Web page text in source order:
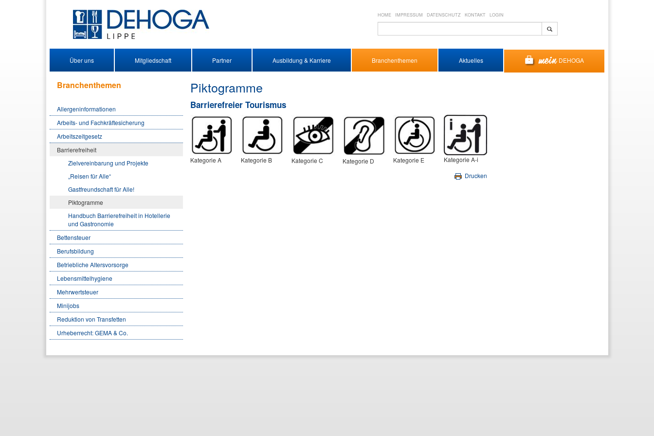
HOME IMPRESSUM DATENSCHUTZ KONTAKT LOGIN
Über uns Mitgliedschaft Partner Ausbildung & Karriere Branchenthemen Aktuelles DEHOGA
Branchenthemen
Allergeninformationen
Arbeits- und Fachkräftesicherung
Arbeitszeitgesetz
Barrierefreiheit
Zielvereinbarung und Projekte
„Reisen für Alle“
Gastfreundschaft für Alle!
Piktogramme
Handbuch Barrierefreiheit in Hotellerie
und Gastronomie
Bettensteuer
Berufsbildung
Betriebliche Altersvorsorge
Lebensmittelhygiene
Mehrwertsteuer
Minijobs
Reduktion von Transfetten
Urheberrecht: GEMA & Co.
Piktogramme
Barrierefreier Tourismus
Kategorie A Kategorie B Kategorie C Kategorie D Kategorie E
Kategorie A-i
Drucken